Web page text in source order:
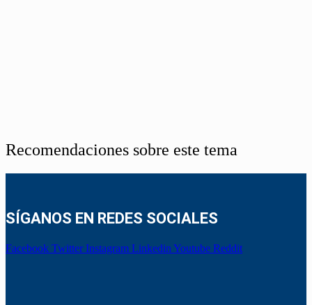
Recomendaciones sobre este tema
SÍGANOS EN REDES SOCIALES
Facebook Twitter Instagram Linkedin Youtube Reddit